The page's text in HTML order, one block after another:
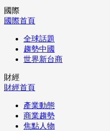
國際
國際首頁
全球話題
趨勢中國
世界新台商
財經
財經首頁
產業動態
商業趨勢
焦點人物